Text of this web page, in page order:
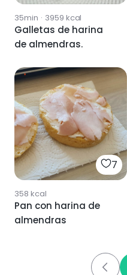
35min · 3959 kcal
Galletas de harina
de almendras.
7
358 kcal
Pan con harina de
almendras